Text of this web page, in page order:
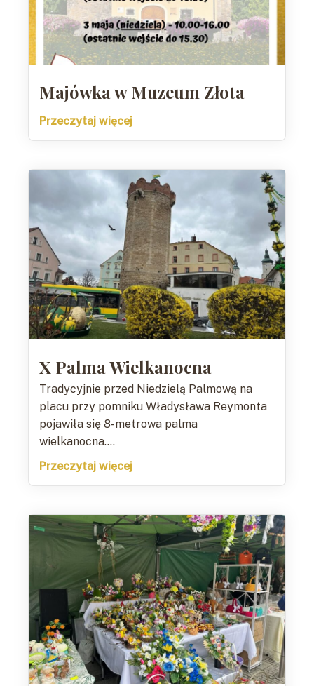
Majówka w Muzeum Złota
Przeczytaj więcej
X Palma Wielkanocna
Tradycyjnie przed Niedzielą Palmową na
placu przy pomniku Władysława Reymonta
pojawiła się 8-metrowa palma
wielkanocna....
Przeczytaj więcej